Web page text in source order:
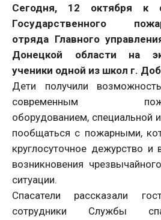
Сегодня, 12 октября к
Государственного
отряда Главного
Донецкой области на
ученики одной из школ г.
Дети получили
современным
оборудованием, специальной
пообщаться с пожарными,
круглосуточное дежурство
возникновения
ситуации.
Спасатели рассказали
сотрудники Службы